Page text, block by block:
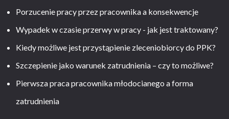
Porzucenie pracy przez pracownika a konsekwencje
Wypadek w czasie przerwy w pracy - jak jest traktowany?
Kiedy możliwe jest przystąpienie zleceniobiorcy do PPK?
Szczepienie jako warunek zatrudnienia – czy to możliwe?
Pierwsza praca pracownika młodocianego a forma
zatrudnienia